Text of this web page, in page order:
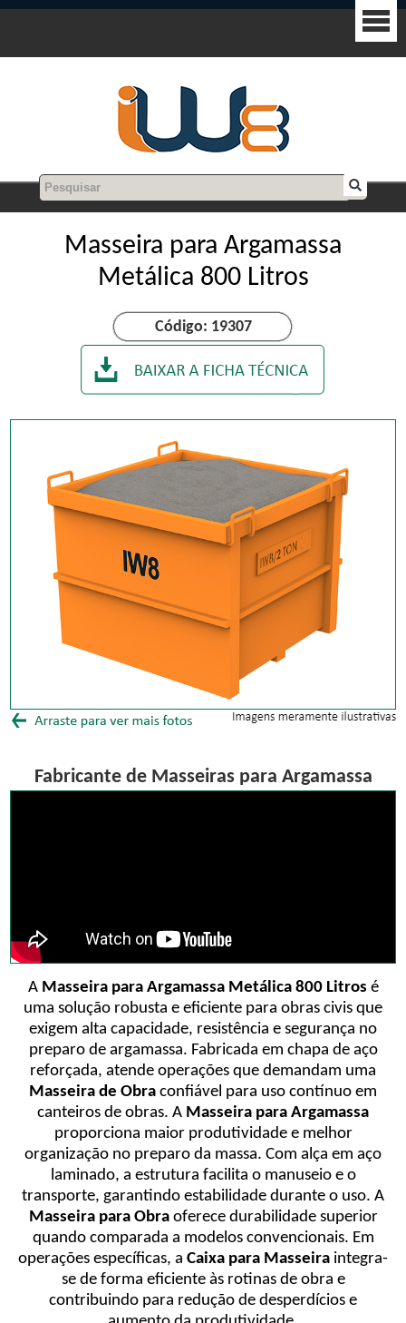
Masseira para Argamassa
Metálica 800 Litros
Código: 19307
Fabricante de Masseiras para Argamassa
A Masseira para Argamassa Metálica 800 Litros é
uma solução robusta e eficiente para obras civis que
exigem alta capacidade, resistência e segurança no
preparo de argamassa. Fabricada em chapa de aço
reforçada, atende operações que demandam uma
Masseira de Obra confiável para uso contínuo em
canteiros de obras. A Masseira para Argamassa
proporciona maior produtividade e melhor
organização no preparo da massa. Com alça em aço
laminado, a estrutura facilita o manuseio e o
transporte, garantindo estabilidade durante o uso. A
Masseira para Obraoferece durabilidade superior
quando comparada a modelos convencionais. Em
operações específicas, a Caixa para Masseira integra-
se de forma eficiente às rotinas de obra e
contribuindo para redução de desperdícios e